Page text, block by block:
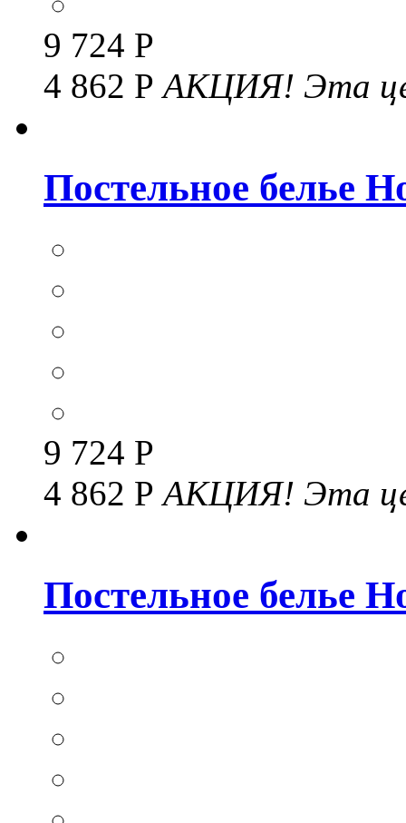
9 724 Р
4 862 РАКЦИЯ! Эта
Постельное белье
9 724 Р
4 862 РАКЦИЯ! Эта
Постельное белье